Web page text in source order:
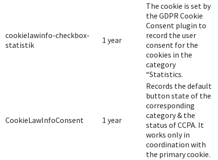
cookielawinfo-checkbox-
statistik
1 year
The cookie is set by
the GDPR Cookie
Consent plugin to
record the user
consent for the
cookies in the
category
“Statistics.
CookieLawInfoConsent 1 year
Records the default
button state of the
corresponding
category & the
status of CCPA. It
works only in
coordination with
the primary cookie.